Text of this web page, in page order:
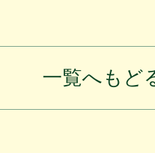
一覧へもど